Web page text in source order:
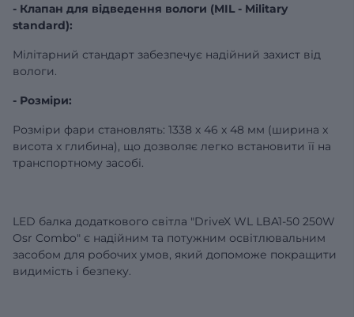
- Клапан для відведення вологи (MIL - Military
standard):
Мілітарний стандарт забезпечує надійний захист від
вологи.
- Розміри:
Розміри фари становлять: 1338 х 46 х 48 мм (ширина x
висота x глибина), що дозволяє легко встановити її на
транспортному засобі.
LED балка додаткового світла "DriveX WL LBA1-50 250W
Osr Combo" є надійним та потужним освітлювальним
засобом для робочих умов, який допоможе покращити
видимість і безпеку.